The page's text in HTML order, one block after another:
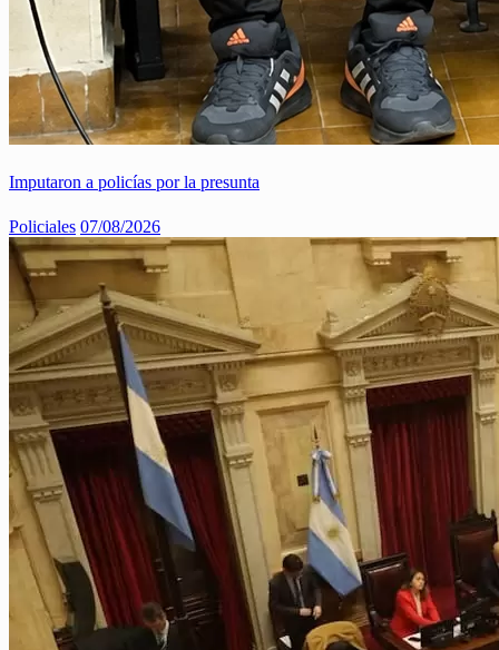
Imputaron a policías por la presunta
Policiales 07/08/2026